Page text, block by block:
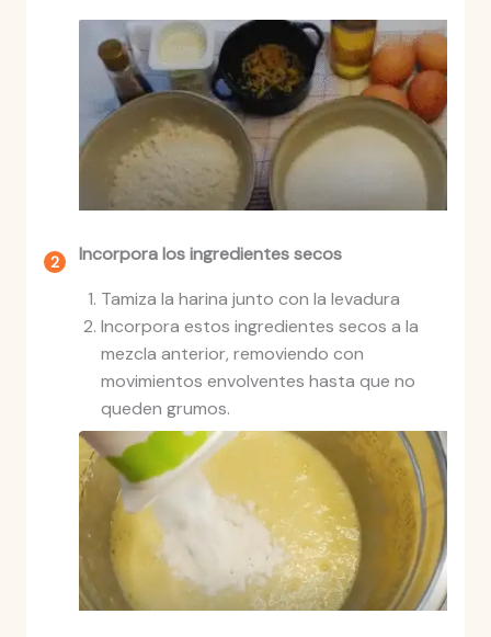
Incorpora los ingredientes secos
Tamiza la harina junto con la levadura
Incorpora estos ingredientes secos a la
mezcla anterior, removiendo con
movimientos envolventes hasta que no
queden grumos.